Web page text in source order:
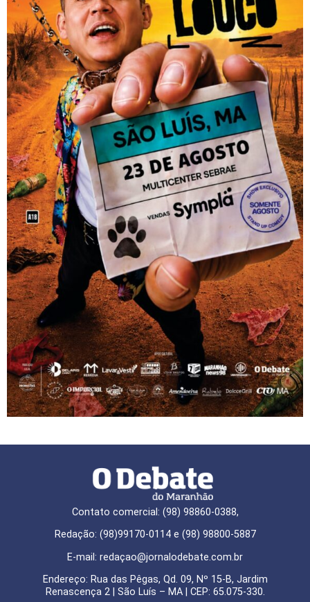
Contato comercial: (98) 98860-0388,
Redação: (98)99170-0114 e (98) 98800-5887
E-mail: redaçao@jornalodebate.com.br
Endereço: Rua das Pêgas, Qd. 09, Nº 15-B, Jardim
Renascença 2 | São Luís – MA | CEP: 65.075-330.